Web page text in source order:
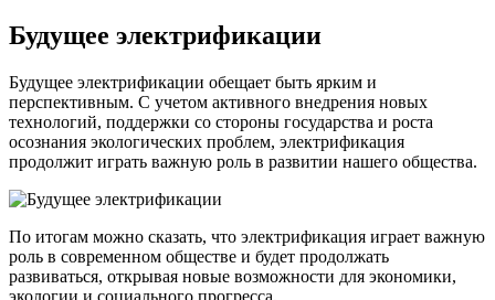
Будущее электрификации
Будущее электрификации обещает быть ярким и
перспективным. С учетом активного внедрения новых
технологий, поддержки со стороны государства и роста
осознания экологических проблем, электрификация
продолжит играть важную роль в развитии нашего общества.
По итогам можно сказать, что электрификация играет важную
роль в современном обществе и будет продолжать
развиваться, открывая новые возможности для экономики,
экологии и социального прогресса.